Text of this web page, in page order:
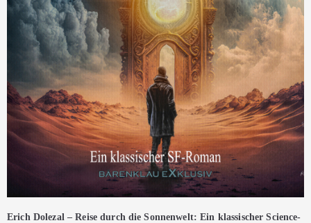
Erich Dolezal – Reise durch die Sonnenwelt: Ein klassischer Science-